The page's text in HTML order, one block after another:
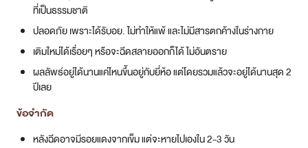
ที่เป็นธรรมชาติ
ปลอดภัย เพราะได้รับอย. ไม่ทำให้แพ้ และไม่มีสารตกค้างในร่างกาย
เติมใหม่ได้เรื่อยๆ หรือจะฉีดสลายออกก็ได้ ไม่อันตราย
ผลลัพธ์อยู่ได้นานแค่ไหนขึ้นอยู่กับยี่ห้อ แต่โดยรวมแล้วจะอยู่ได้นานสุด 2
ปีเลย
ข้อจำกัด
หลังฉีดอาจมีรอยแดงจากเข็ม แต่จะหายไปเองใน 2-3 วัน